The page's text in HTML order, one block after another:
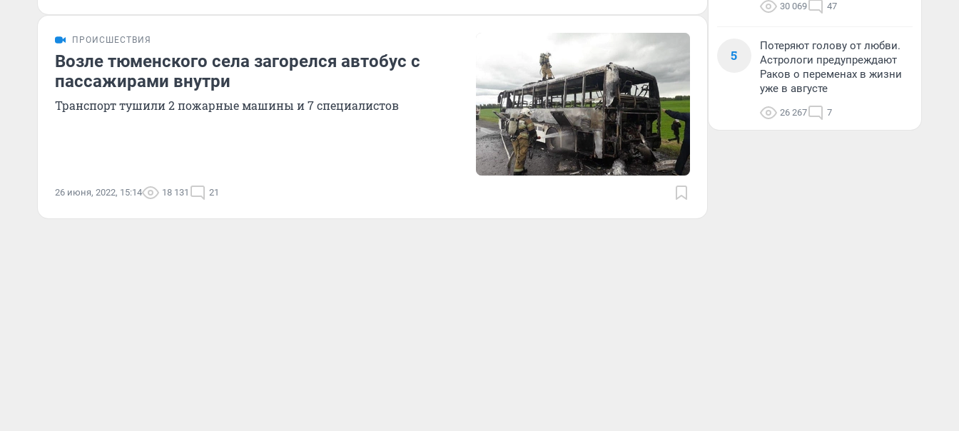
ПРОИСШЕСТВИЯ
Возле тюменского села загорелся автобус с
пассажирами внутри
Транспорт тушили 2 пожарные машины и 7 специалистов
26 июня, 2022, 15:14 18 131 21
30 069 47
5
Потеряют голову от любви.
Астрологи предупреждают
Раков о переменах в жизни
уже в августе
26 267 7